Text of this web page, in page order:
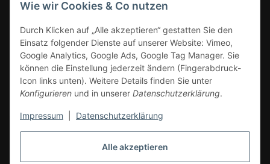
Alle akzeptieren
Wie wir Cookies & Co nutzen
Durch Klicken auf „Alle akzeptieren“ gestatten Sie den
Einsatz folgender Dienste auf unserer Website: Vimeo,
Google Analytics, Google Ads, Google Tag Manager. Sie
können die Einstellung jederzeit ändern (Fingerabdruck-
Icon links unten). Weitere Details finden Sie unter
Konfigurieren und in unserer Datenschutzerklärung.
Impressum Datenschutzerklärung
* Alle Preise inkl. gesetzlicher Mwst., zzgl.Versand
DE, gilt nicht für Großgeräte per Spedition). Artikel mit 0% MwSt. (gem. §